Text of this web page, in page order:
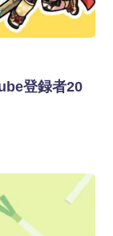
登録者20